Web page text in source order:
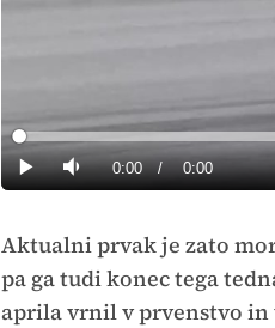
Predvajaj
Tiho Current
0:00 / Duration
0:00
Loaded:
0%
Aktualni prvak je zato
pa ga tudi konec tega
aprila vrnil v prvenstvo in